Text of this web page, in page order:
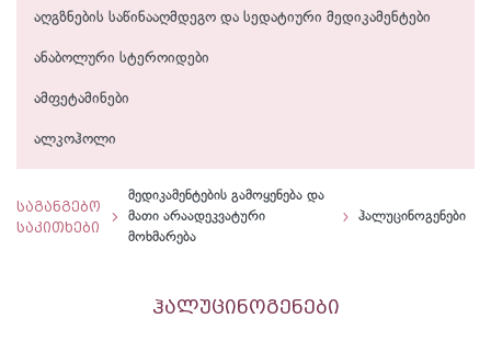
აღგზნების საწინააღმდეგო და სედატიური მედიკამენტები
ანაბოლური სტეროიდები
ამფეტამინები
ალკოჰოლი
საგანგებო
საკითხები
მედიკამენტების გამოყენება და
მათი არაადეკვატური
მოხმარება
ჰალუცინოგენები
ჰალუცინოგენები